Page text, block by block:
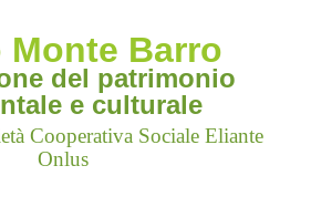
Monte Barro
del patrimonio
e culturale
Cooperativa Sociale Eliante
Onlus